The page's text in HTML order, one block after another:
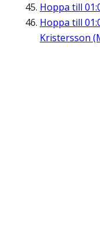
Hoppa till
Hoppa till
Kristersson